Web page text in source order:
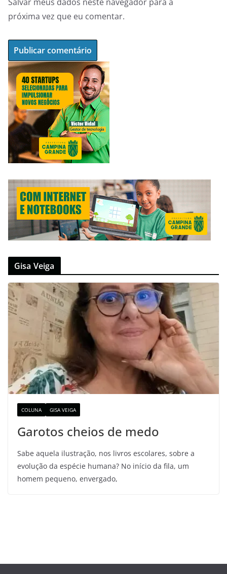
próxima vez que eu comentar.
Gisa Veiga
COLUNA GISA VEIGA
Garotos cheios de medo
Sabe aquela ilustração, nos livros escolares, sobre a
evolução da espécie humana? No início da fila, um
homem pequeno, envergado,